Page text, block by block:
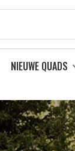
NIEUWE QUADS